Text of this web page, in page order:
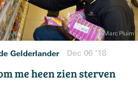
Gelderlander Dec 06 ’18
me heen zien sterven